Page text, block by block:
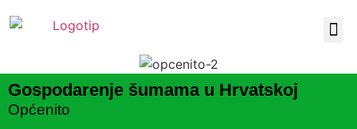
Gospodarenje šumama u Hrvatskoj
Općenito